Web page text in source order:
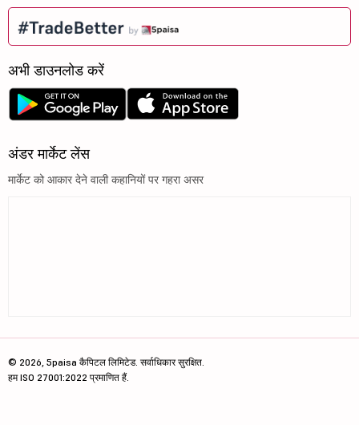
अभी डाउनलोड करें
अंडर मार्केट लेंस
मार्केट को आकार देने वाली कहानियों पर गहरा असर
© 2026, 5paisa कैपिटल लिमिटेड. सर्वाधिकार सुरक्षित.
हम ISO 27001:2022 प्रमाणित हैं.